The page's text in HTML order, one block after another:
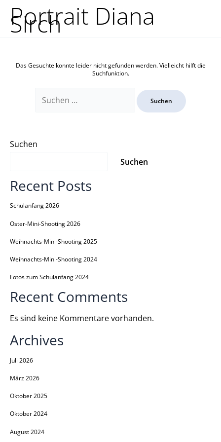
Inhalt
springenPortrait Diana
Sirch
Das Gesuchte konnte leider nicht gefunden werden. Vielleicht hilft die
Suchfunktion.
nach:
Suchen
Suchen
Recent Posts
Schulanfang 2026
Oster-Mini-Shooting 2026
Weihnachts-Mini-Shooting 2025
Weihnachts-Mini-Shooting 2024
Fotos zum Schulanfang 2024
Recent Comments
Es sind keine Kommentare vorhanden.
Archives
Juli 2026
März 2026
Oktober 2025
Oktober 2024
August 2024